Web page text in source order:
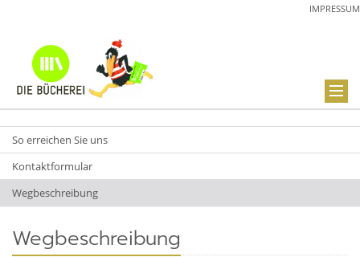
IMPRESSUM
So erreichen Sie uns
Kontaktformular
Wegbeschreibung
Wegbeschreibung